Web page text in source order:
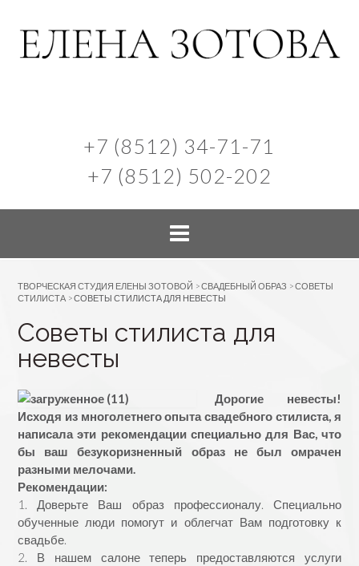
+7 (8512) 34-71-71
+7 (8512) 502-202
ТВОРЧЕСКАЯ СТУДИЯ ЕЛЕНЫ ЗОТОВОЙ >СВАДЕБНЫЙ ОБРАЗ >СОВЕТЫ
СТИЛИСТА >СОВЕТЫ СТИЛИСТА ДЛЯ НЕВЕСТЫ
Советы стилиста для
невесты
Дорогие невесты!
Исходя из многолетнего опыта свадебного стилиста, я
написала эти рекомендации специально для Вас, что
бы ваш безукоризненный образ не был омрачен
разными мелочами.
Рекомендации:
1. Доверьте Ваш образ профессионалу. Специально
обученные люди помогут и облегчат Вам подготовку к
свадьбе.
2. В нашем салоне теперь предоставляются услуги